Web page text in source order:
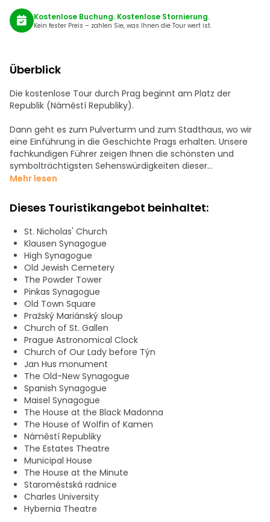
Kostenlose Buchung. Kostenlose Stornierung.
Kein fester Preis – zahlen Sie, was Ihnen die Tour wert ist.
Überblick
Die kostenlose Tour durch Prag beginnt am Platz der
Republik (Náměstí Republiky).
Dann geht es zum Pulverturm und zum Stadthaus, wo wir
eine Einführung in die Geschichte Prags erhalten. Unsere
fachkundigen Führer zeigen Ihnen die schönsten und
symbolträchtigsten Sehenswürdigkeiten dieser
charmanten Stadt.
Alles wird auf Englisch sein, so dass Sie kein einziges Detail
der faszinierenden Geschichte verpassen werden.
Die Prague Free Tour in englischer Sprache ist so konzipiert,
dass Sie das Beste aus diesem Teil der Stadt kennen lernen
können.
Reservieren Sie Ihren Platz auf unserer kostenlosen Tour
durch Prag auf Englisch im Voraus!
Mehr lesen
Dieses Touristikangebot beinhaltet:
St. Nicholas' Church
Klausen Synagogue
High Synagogue
Old Jewish Cemetery
The Powder Tower
Pinkas Synagogue
Old Town Square
Pražský Mariánský sloup
Church of St. Gallen
Prague Astronomical Clock
Church of Our Lady before Týn
Jan Hus monument
The Old-New Synagogue
Spanish Synagogue
Maisel Synagogue
The House at the Black Madonna
The House of Wolfin of Kamen
Náměstí Republiky
The Estates Theatre
Municipal House
The House at the Minute
Staroměstská radnice
Charles University
Hybernia Theatre